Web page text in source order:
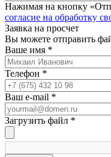
Нажимая на кнопку
согласие на обработку
Заявка на просчет
Вы можете отправить
Ваше имя *
Телефон *
Ваш e-mail *
Загрузить файл *